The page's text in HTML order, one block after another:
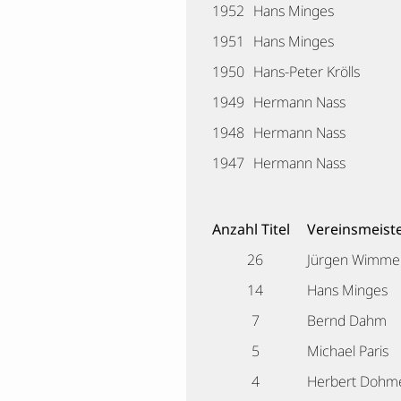
1952 Hans Minges
1951
Hans Minges
1950 Hans-Peter Krölls
1949 Hermann Nass
1948 Hermann Nass
1947 Hermann Nass
Anzahl Titel
26
Jürgen
14
Hans Minges
7
Bernd Dahm
5
Michael Paris
4
Herbert